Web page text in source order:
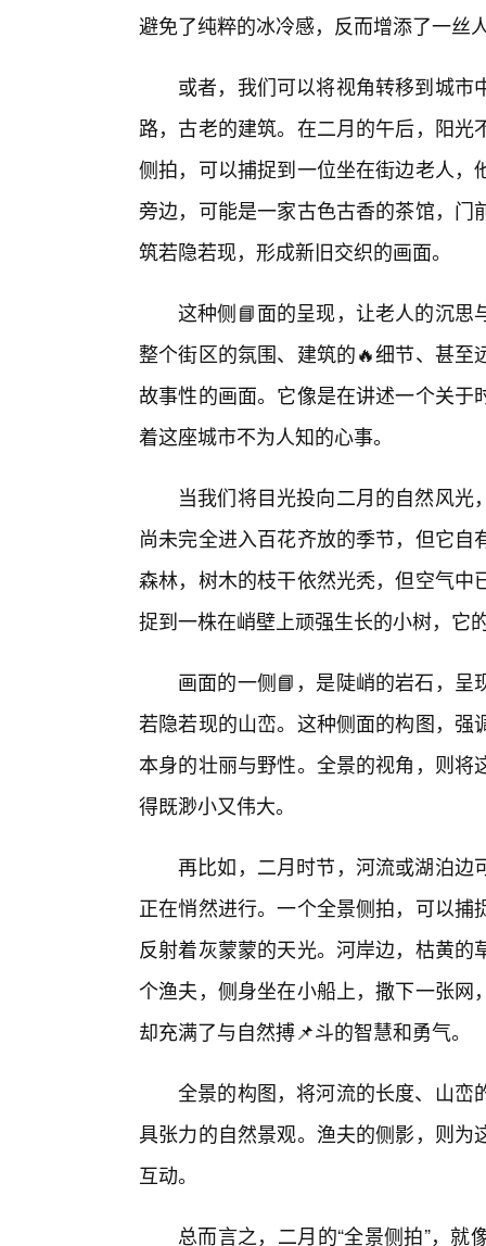
避免了纯粹的冰冷感，反而增添了一丝
或者，我们可以将视角转移到城
路，古老的建筑。在二月的午后，阳
侧拍，可以捕捉到一位坐在街边老人
旁边，可能是一家古色古香的茶馆，
筑若隐若现，形成新旧交织的画面。
这种侧📘面的呈现，让老人的沉思
整个街区的氛围、建筑的🔥细节、甚
故事性的画面。它像是在讲述一个关
着这座城市不为人知的心事。
当我们将目光投向二月的自然风
尚未完全进入百花齐放的季节，但它
森林，树木的枝干依然光秃，但空气
捉到一株在峭壁上顽强生长的小树，它
画面的一侧📘，是陡峭的岩石，
若隐若现的山峦。这种侧面的构图，
本身的壮丽与野性。全景的视角，则
得既渺小又伟大。
再比如，二月时节，河流或湖泊边
正在悄然进行。一个全景侧拍，可以
反射着灰蒙蒙的天光。河岸边，枯黄
个渔夫，侧身坐在小船上，撒下一张
却充满了与自然搏📌斗的智慧和勇气。
全景的构图，将河流的长度、山峦
具张力的自然景观。渔夫的侧影，则
互动。
总而言之，二月的“全景侧拍”，